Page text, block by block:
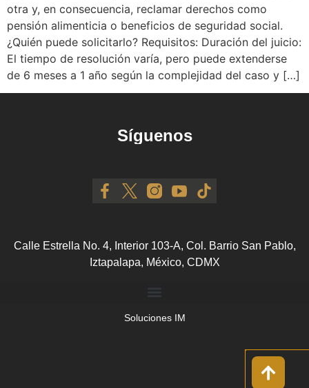
otra y, en consecuencia, reclamar derechos como
pensión alimenticia o beneficios de seguridad social.
¿Quién puede solicitarlo? Requisitos: Duración del juicio:
El tiempo de resolución varía, pero puede extenderse
de 6 meses a 1 año según la complejidad del caso y […]
Síguenos
Calle Estrella No. 4, Interior 103-A, Col. Barrio San Pablo,
Iztapalapa, México, CDMX
Soluciones IM